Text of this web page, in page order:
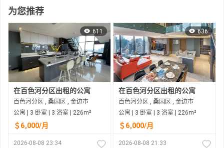
为您推荐
611
在百色河分区出租的公寓
百色河分区 , 桑园区 , 金边市
公寓 | 3 卧室 | 3 浴室 | 226m²
＄6,000/月
2026-08-08 23:34
636
在百色河分区出租的公寓
百色河分区 , 桑园区 , 金边市
公寓 | 3 卧室 | 3 浴室 | 226m²
＄6,000/月
2026-08-08 21:33